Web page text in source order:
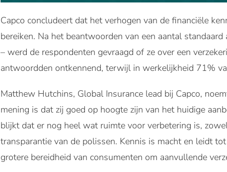
Capco concludeert dat het verhogen van de financiële
bereiken. Na het beantwoorden van een aantal
– werd de respondenten gevraagd of ze over een
antwoordden ontkennend, terwijl in werkelijkheid 71%
Matthew Hutchins, Global Insurance lead bij Capco,
mening is dat zij goed op hoogte zijn van het huidige
blijkt dat er nog heel wat ruimte voor verbetering is,
transparantie van de polissen. Kennis is macht en leidt
grotere bereidheid van consumenten om aanvullende